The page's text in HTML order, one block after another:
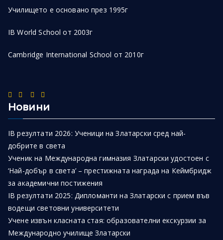
Училището е основано през 1995г
IB World School от 2003г
Cambridge International School от 2010г
Новини
IB резултати 2026: Ученици на Златарски сред най-
добрите в света
Ученик на Международна гимназия Златарски удостоен с
‘Най-добър в света’ – престижната награда на Кеймбридж
за академични постижения
IB резултати 2025: Дипломанти на Златарски с прием във
водещи световни университети
Учене извън класната стая: образователни екскурзии за
Международно училище Златарски